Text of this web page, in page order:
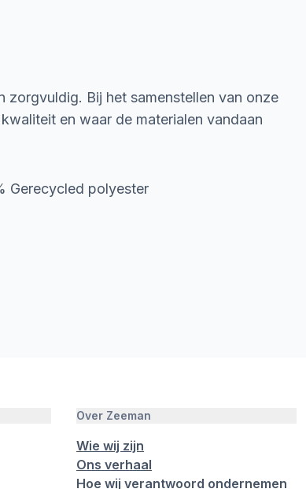
zorgvuldig. Bij het samenstellen van onze
en waar de materialen vandaan
Gerecycled polyester
Over Zeeman
Wie wij zijn
Ons verhaal
Hoe wij verantwoord ondernemen